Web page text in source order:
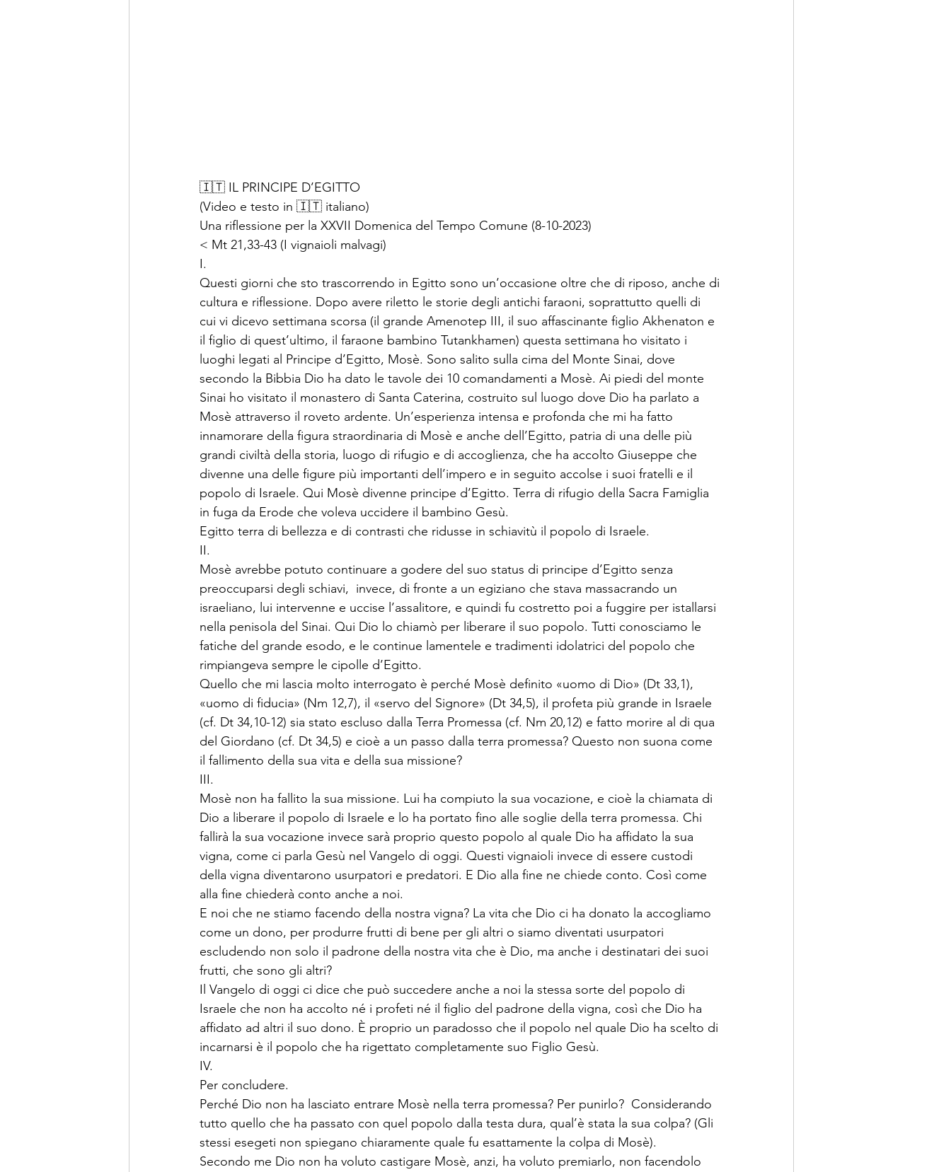
🇮🇹 IL PRINCIPE D’EGITTO
(Video e testo in 🇮🇹 italiano)
Una riflessione per la XXVII Domenica del Tempo Comune (8-10-2023)
< Mt 21,33-43 (I vignaioli malvagi)
I.
Questi giorni che sto trascorrendo in Egitto sono un’occasione oltre che di riposo, anche di
cultura e riflessione. Dopo avere riletto le storie degli antichi faraoni, soprattutto quelli di
cui vi dicevo settimana scorsa (il grande Amenotep III, il suo affascinante figlio Akhenaton e
il figlio di quest’ultimo, il faraone bambino Tutankhamen) questa settimana ho visitato i
luoghi legati al Principe d’Egitto, Mosè. Sono salito sulla cima del Monte Sinai, dove
secondo la Bibbia Dio ha dato le tavole dei 10 comandamenti a Mosè. Ai piedi del monte
Sinai ho visitato il monastero di Santa Caterina, costruito sul luogo dove Dio ha parlato a
Mosè attraverso il roveto ardente. Un’esperienza intensa e profonda che mi ha fatto
innamorare della figura straordinaria di Mosè e anche dell’Egitto, patria di una delle più
grandi civiltà della storia, luogo di rifugio e di accoglienza, che ha accolto Giuseppe che
divenne una delle figure più importanti dell’impero e in seguito accolse i suoi fratelli e il
popolo di Israele. Qui Mosè divenne principe d’Egitto. Terra di rifugio della Sacra Famiglia
in fuga da Erode che voleva uccidere il bambino Gesù.
Egitto terra di bellezza e di contrasti che ridusse in schiavitù il popolo di Israele.
II.
Mosè avrebbe potuto continuare a godere del suo status di principe d’Egitto senza
preoccuparsi degli schiavi,  invece, di fronte a un egiziano che stava massacrando un
israeliano, lui intervenne e uccise l’assalitore, e quindi fu costretto poi a fuggire per istallarsi
nella penisola del Sinai. Qui Dio lo chiamò per liberare il suo popolo. Tutti conosciamo le
fatiche del grande esodo, e le continue lamentele e tradimenti idolatrici del popolo che
rimpiangeva sempre le cipolle d’Egitto.
Quello che mi lascia molto interrogato è perché Mosè definito «uomo di Dio» (Dt 33,1),
«uomo di fiducia» (Nm 12‚7), il «servo del Signore» (Dt 34,5), il profeta più grande in Israele
(cf. Dt 34,10-12) sia stato escluso dalla Terra Promessa (cf. Nm 20,12) e fatto morire al di qua
del Giordano (cf. Dt 34,5) e cioè a un passo dalla terra promessa? Questo non suona come
il fallimento della sua vita e della sua missione?
III.
Mosè non ha fallito la sua missione. Lui ha compiuto la sua vocazione, e cioè la chiamata di
Dio a liberare il popolo di Israele e lo ha portato fino alle soglie della terra promessa. Chi
fallirà la sua vocazione invece sarà proprio questo popolo al quale Dio ha affidato la sua
vigna, come ci parla Gesù nel Vangelo di oggi. Questi vignaioli invece di essere custodi
della vigna diventarono usurpatori e predatori. E Dio alla fine ne chiede conto. Così come
alla fine chiederà conto anche a noi.
E noi che ne stiamo facendo della nostra vigna? La vita che Dio ci ha donato la accogliamo
come un dono, per produrre frutti di bene per gli altri o siamo diventati usurpatori
escludendo non solo il padrone della nostra vita che è Dio, ma anche i destinatari dei suoi
frutti, che sono gli altri?
Il Vangelo di oggi ci dice che può succedere anche a noi la stessa sorte del popolo di
Israele che non ha accolto né i profeti né il figlio del padrone della vigna, così che Dio ha
affidato ad altri il suo dono. È proprio un paradosso che il popolo nel quale Dio ha scelto di
incarnarsi è il popolo che ha rigettato completamente suo Figlio Gesù.
IV.
Per concludere.
Perché Dio non ha lasciato entrare Mosè nella terra promessa? Per punirlo?  Considerando
tutto quello che ha passato con quel popolo dalla testa dura, qual’è stata la sua colpa? (Gli
stessi esegeti non spiegano chiaramente quale fu esattamente la colpa di Mosè).
Secondo me Dio non ha voluto castigare Mosè, anzi, ha voluto premiarlo, non facendolo